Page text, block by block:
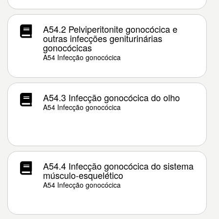
A54.2 Pelviperitonite gonocócica e
outras infecções geniturinárias
gonocócicas
A54 Infecção gonocócica
A54.3 Infecção gonocócica do olho
A54 Infecção gonocócica
A54.4 Infecção gonocócica do sistema
músculo-esquelético
A54 Infecção gonocócica